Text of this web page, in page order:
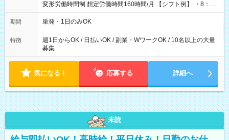
変形労働時間制 想定労働時間160時間/月 【シフト例】 ・8：00
～21：00
期間 単発・1日のみOK
特徴
週1日からOK / 日払いOK / 副業・WワークOK / 10名以上の大量
募集
気になる！ 応募する 詳細へ
未読